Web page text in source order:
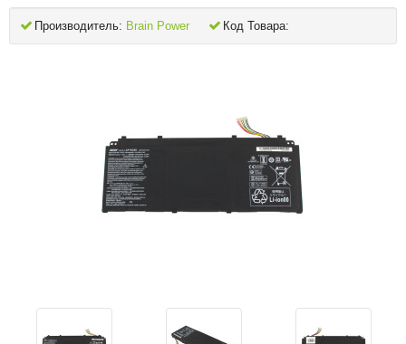
Производитель: Brain Power Код Товара: